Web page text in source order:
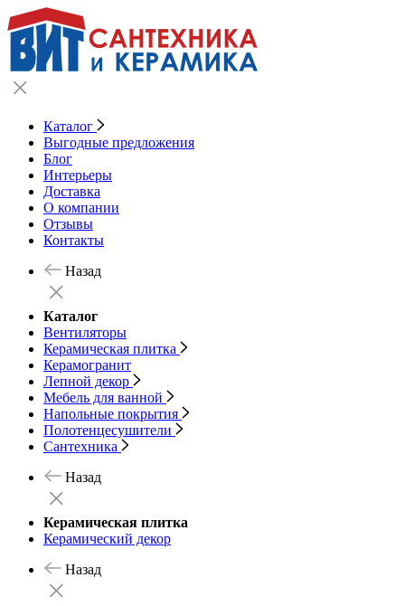
Каталог
Выгодные предложения
Блог
Интерьеры
Доставка
О компании
Отзывы
Контакты
Назад
Каталог
Вентиляторы
Керамическая плитка
Керамогранит
Лепной декор
Мебель для ванной
Напольные покрытия
Полотенцесушители
Сантехника
Назад
Керамическая плитка
Керамический декор
Назад